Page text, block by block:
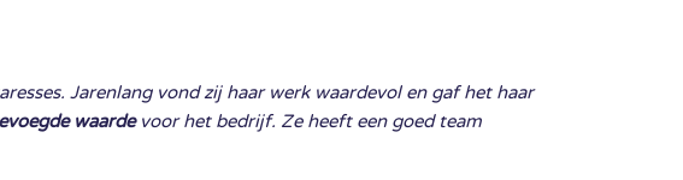
Jarenlang vond zij haar werk waardevol en gaf het haar
waardevoor het bedrijf. Ze heeft een goed team